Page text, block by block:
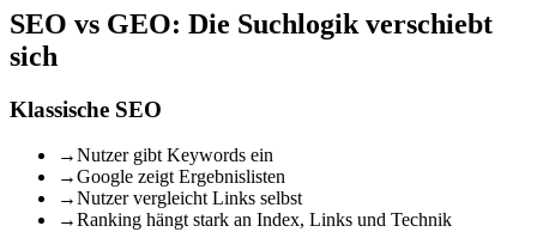
SEO vs GEO: Die Suchlogik verschiebt
sich
Klassische SEO
→Nutzer gibt Keywords ein
→Google zeigt Ergebnislisten
→Nutzer vergleicht Links selbst
→Ranking hängt stark an Index, Links und Technik